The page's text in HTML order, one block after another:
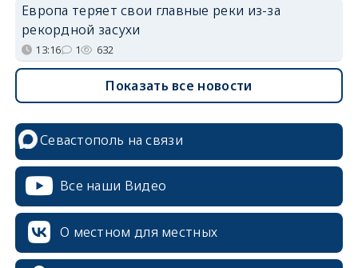
Европа теряет свои главные реки из-за
рекордной засухи
13:16 1 632
Показать все новости
Севастополь на связи
Все наши Видео
О местном для местных